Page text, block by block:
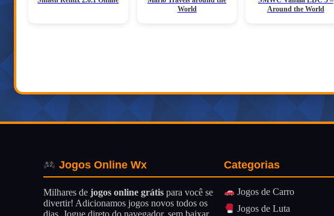
World
Around the World
Jogos Online Wx
Milhares de jogos online grátis para você se
divertir! Adicionamos jogos novos todos os
dias. Jogue direto do navegador, sem baixar
Categorias
Jogos de Carro
Jogos de Luta